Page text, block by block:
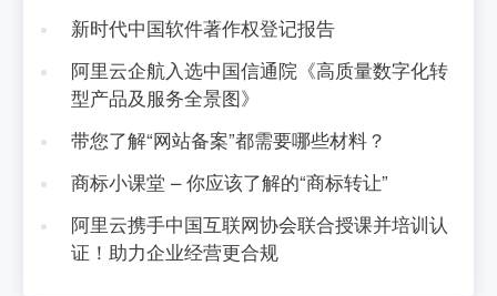
新时代中国软件著作权登记报告
阿里云企航入选中国信通院《高质量数字化转
型产品及服务全景图》
带您了解“网站备案”都需要哪些材料？
商标小课堂 – 你应该了解的“商标转让”
阿里云携手中国互联网协会联合授课并培训认
证！助力企业经营更合规